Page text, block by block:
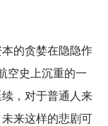
的贪婪在隐隐作
空史上沉重的一
，对于普通人来
来这样的悲剧可